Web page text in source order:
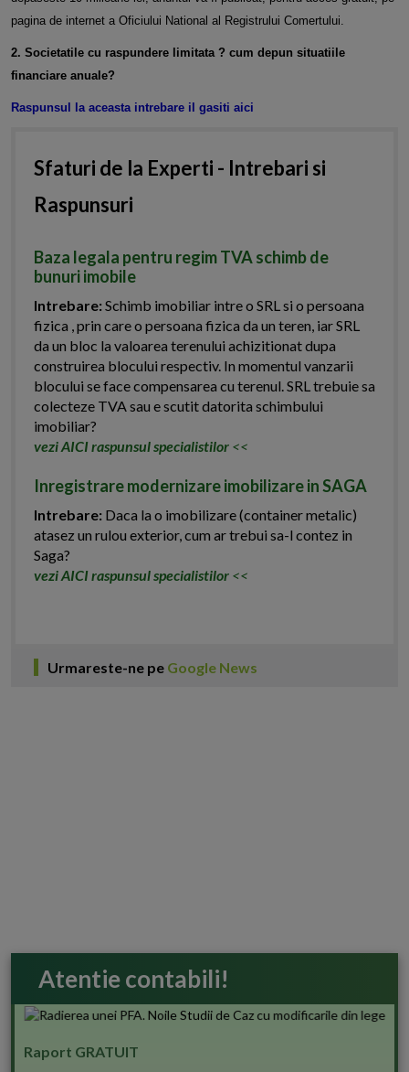
pagina de internet a Oficiului National al Registrului Comertului.
2. Societatile cu raspundere limitata ? cum depun situatiile
financiare anuale?
Raspunsul la aceasta intrebare il gasiti aici
Sfaturi de la Experti - Intrebari si
Raspunsuri
Baza legala pentru regim TVA schimb de
bunuri imobile
Intrebare:Schimb imobiliar intre o SRL si o persoana
fizica , prin care o persoana fizica da un teren, iar SRL
da un bloc la valoarea terenului achizitionat dupa
construirea blocului respectiv. In momentul vanzarii
blocului se face compensarea cu terenul. SRL trebuie sa
colecteze TVA sau e scutit datorita schimbului
imobiliar?
vezi AICI raspunsul specialistilor <<
Inregistrare modernizare imobilizare in SAGA
Intrebare: Daca la o imobilizare (container metalic)
atasez un rulou exterior, cum ar trebui sa-l contez in
Saga?
vezi AICI raspunsul specialistilor <<
Urmareste-ne pe Google News
Atentie contabili!
Raport GRATUIT